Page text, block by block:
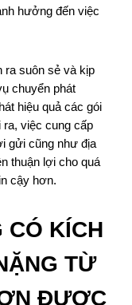
hưởng đến việc
ra suôn sẻ và kịp
chuyển phát
hiệu quả các gói
ra, việc cung cấp
gửi cũng như địa
thuận lợi cho quá
cậy hơn.
CÓ KÍCH
TỪ
ĐƯỢC